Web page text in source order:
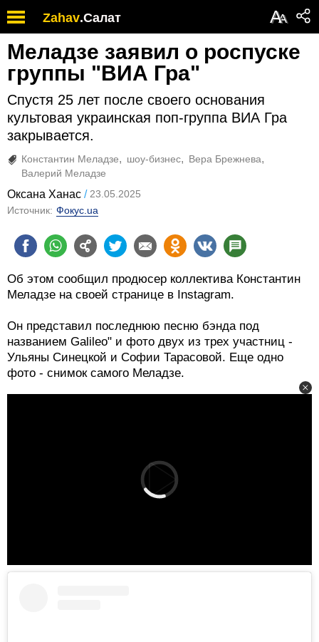
Zahav.Салат АА
Меладзе заявил о роспуске
группы "ВИА Гра"
Спустя 25 лет после своего основания
культовая украинская поп-группа ВИА Гра
закрывается.
Константин Меладзе шоу-бизнес
Вера Брежнева
Валерий Меладзе
Оксана Ханас
23.05.2025
Источник: Фокус.ua
Об этом сообщил продюсер коллектива Константин
Меладзе на своей странице в Instagram.
Он представил последнюю песню бэнда под
названием Galileo" и фото двух из трех участниц -
Ульяны Синецкой и Софии Тарасовой. Еще одно
фото - снимок самого Меладзе.